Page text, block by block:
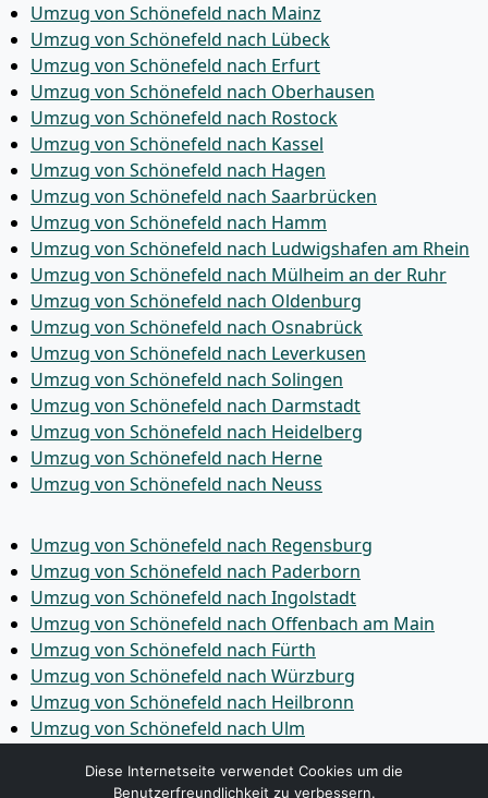
Umzug von Schönefeld nach Mainz
Umzug von Schönefeld nach Lübeck
Umzug von Schönefeld nach Erfurt
Umzug von Schönefeld nach Oberhausen
Umzug von Schönefeld nach Rostock
Umzug von Schönefeld nach Kassel
Umzug von Schönefeld nach Hagen
Umzug von Schönefeld nach Saarbrücken
Umzug von Schönefeld nach Hamm
Umzug von Schönefeld nach Ludwigshafen am Rhein
Umzug von Schönefeld nach Mülheim an der Ruhr
Umzug von Schönefeld nach Oldenburg
Umzug von Schönefeld nach Osnabrück
Umzug von Schönefeld nach Leverkusen
Umzug von Schönefeld nach Solingen
Umzug von Schönefeld nach Darmstadt
Umzug von Schönefeld nach Heidelberg
Umzug von Schönefeld nach Herne
Umzug von Schönefeld nach Neuss
Umzug von Schönefeld nach Regensburg
Umzug von Schönefeld nach Paderborn
Umzug von Schönefeld nach Ingolstadt
Umzug von Schönefeld nach Offenbach am Main
Umzug von Schönefeld nach Fürth
Umzug von Schönefeld nach Würzburg
Umzug von Schönefeld nach Heilbronn
Umzug von Schönefeld nach Ulm
Umzug von Schönefeld nach Wolfsburg
Diese Internetseite verwendet Cookies um die
Benutzerfreundlichkeit zu verbessern.